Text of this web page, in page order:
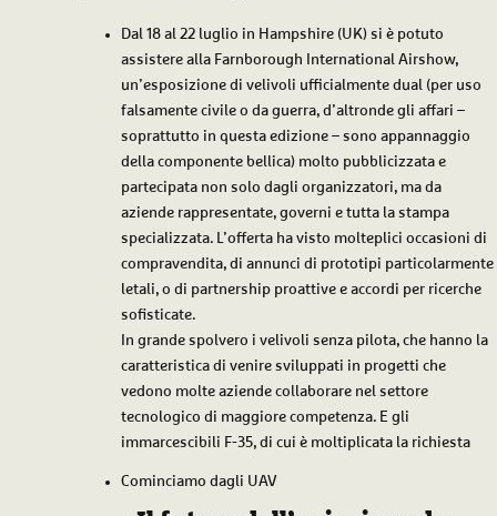
Dal 18 al 22 luglio in Hampshire (UK) si è potuto
assistere alla Farnborough International Airshow,
un’esposizione di velivoli ufficialmente dual (per uso
falsamente civile o da guerra, d’altronde gli affari –
soprattutto in questa edizione – sono appannaggio
della componente bellica) molto pubblicizzata e
partecipata non solo dagli organizzatori, ma da
aziende rappresentate, governi e tutta la stampa
specializzata. L’offerta ha visto molteplici occasioni di
compravendita, di annunci di prototipi particolarmente
letali, o di partnership proattive e accordi per ricerche
sofisticate.
In grande spolvero i velivoli senza pilota, che hanno la
caratteristica di venire sviluppati in progetti che
vedono molte aziende collaborare nel settore
tecnologico di maggiore competenza. E gli
immarcescibili F-35, di cui è moltiplicata la richiesta
Cominciamo dagli UAV